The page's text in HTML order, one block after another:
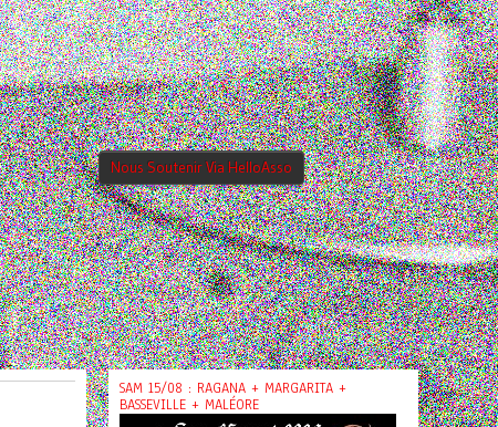
Nous Soutenir Via HelloAsso
SAM 15/08 : RAGANA + MARGARITA +
BASSEVILLE + MALÉORE